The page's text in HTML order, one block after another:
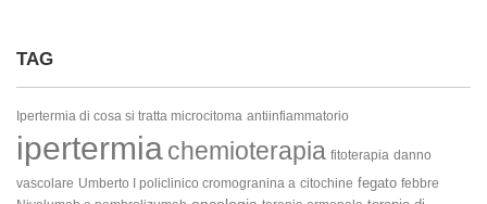
TAG
Ipertermia di cosa si tratta microcitoma antiinfiammatorio
ipertermiachemioterapia fitoterapia danno
vascolare Umberto I policlinico cromogranina a citochine fegato febbre